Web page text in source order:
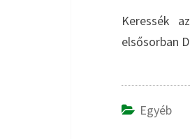
Keressék
elsősorban
Egyéb